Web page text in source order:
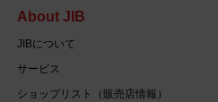
About JIB
JIBについて
サービス
ショップリスト（販売店情報）